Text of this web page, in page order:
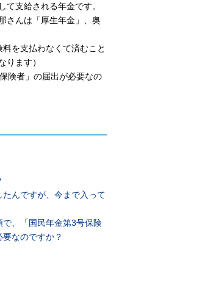
支給される年金です。
さんは「厚生年金」、奥
を支払わなくて済むこと
ります）
険者」の届出が必要なの
んですが、今まで入って
、「国民年金第3号保険
なのですか？